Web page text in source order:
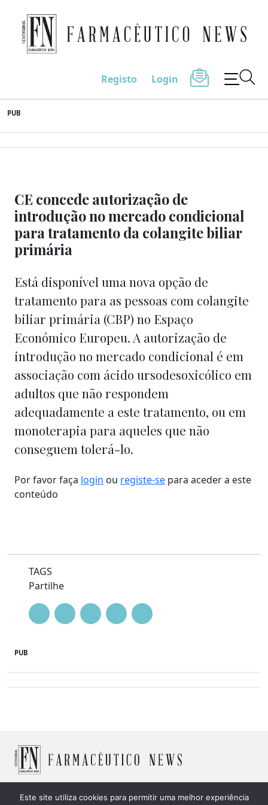
to
content
Farmacêutico News
Registo Login
PUB
CE concede autorização de
introdução no mercado condicional
para tratamento da colangite biliar
primária
Está disponível uma nova opção de
tratamento para as pessoas com colangite
biliar primária (CBP) no Espaço
Económico Europeu. A autorização de
introdução no mercado condicional é em
associação com ácido ursodesoxicólico em
adultos que não respondem
adequadamente a este tratamento, ou em
monoterapia para aqueles que não
conseguem tolerá-lo.
Por favor faça login ou registe-se para aceder a este
conteúdo
TAGS
Partilhe
PUB
Este site utiliza cookies para permitir uma melhor experiência